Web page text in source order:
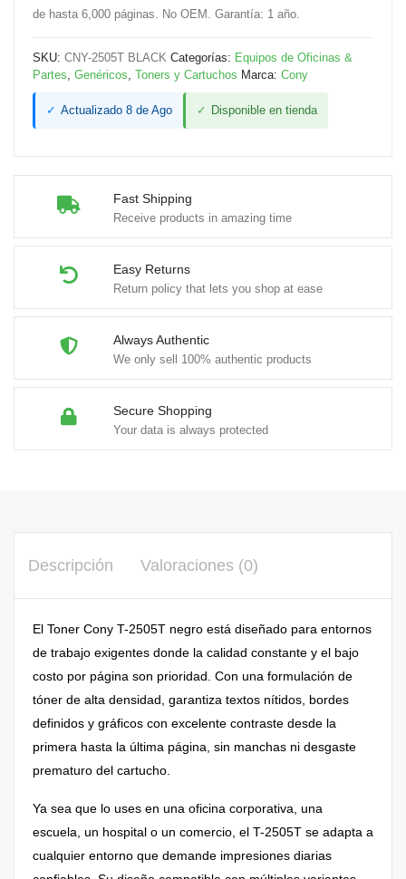
Fast Shipping
Receive products in amazing time
Easy Returns
Return policy that lets you shop at ease
Always Authentic
We only sell 100% authentic products
Secure Shopping
Your data is always protected
de hasta 6,000 páginas. No OEM. Garantía: 1 año.
SKU: CNY-2505T BLACK Categorías: Equipos de Oficinas &
Partes Genéricos Toners y Cartuchos Marca: Cony
✓ Actualizado 8 de Ago ✓ Disponible en tienda
Descripción Valoraciones (0)
El Toner Cony T-2505T negro está diseñado para entornos
de trabajo exigentes donde la calidad constante y el bajo
costo por página son prioridad. Con una formulación de
tóner de alta densidad, garantiza textos nítidos, bordes
definidos y gráficos con excelente contraste desde la
primera hasta la última página, sin manchas ni desgaste
prematuro del cartucho.
Ya sea que lo uses en una oficina corporativa, una
escuela, un hospital o un comercio, el T-2505T se adapta a
cualquier entorno que demande impresiones diarias